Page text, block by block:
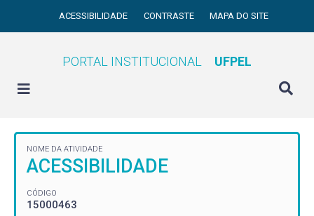
ACESSIBILIDADE CONTRASTE MAPA DO SITE
PORTAL INSTITUCIONAL UFPEL
NOME DA ATIVIDADE
ACESSIBILIDADE
CÓDIGO
15000463